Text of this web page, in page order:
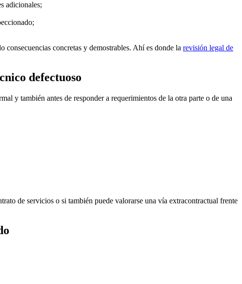
adicionales;
concretas y demostrables. Ahí es donde la revisión legal de
defectuoso
y también antes de responder a requerimientos de la otra parte o de una
de servicios o si también puede valorarse una vía extracontractual frente